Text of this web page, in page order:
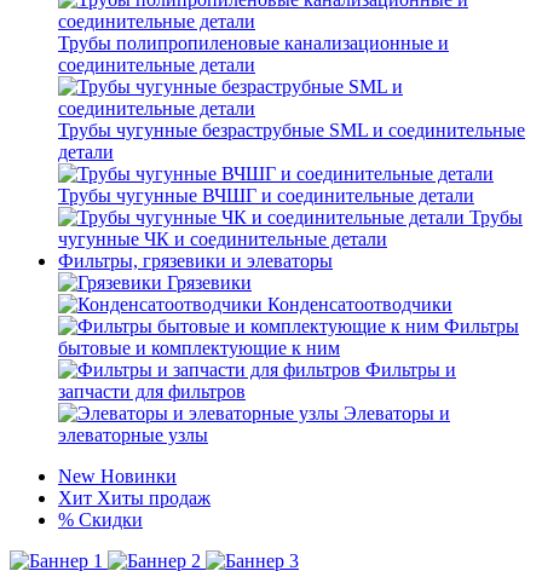
Трубы полипропиленовые канализационные и
соединительные детали
Трубы чугунные безраструбные SML и соединительные
детали
Трубы чугунные ВЧШГ и соединительные детали
Трубы
чугунные ЧК и соединительные детали
Фильтры, грязевики и элеваторы
Грязевики
Конденсатоотводчики
Фильтры
бытовые и комплектующие к ним
Фильтры и
запчасти для фильтров
Элеваторы и
элеваторные узлы
New Новинки
Хит Хиты продаж
% Скидки